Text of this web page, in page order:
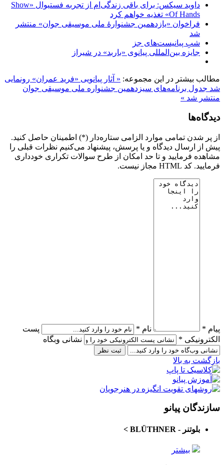
داوید سیکس: برای باقی زندگی‌ام از تجربه فستیوال «Show
Of Hands» تغذیه خواهم کرد
فراخوان «یازدهمین جشنوارۀ ملی موسیقی جوان» منتشر
شد
شبِ پیانیست‌های جز
جایزه بین‌المللی پیانوی «باربد» در شیراز
مطالب بیشتر در این مجموعه: « آثار پیانویی «فرید عمران» رونمایی
شد جدول برنامه‌های سیزدهمین جشنواره ملی موسیقی جوان
منتشر شد »
دیدگاه‌ها
از پر شدن تمامی موارد الزامی ستاره‌دار (*) اطمینان حاصل کنید.
پیش از ارسال دیدگاه و یا پرسش، پیشنهاد می‌کنیم نظرات قبلی را
مشاهده فرمایید و تا حد امکان از طرح سوالات تکراری خودداری
فرمایید. کد HTML مجاز نیست.
پیام * نام *
پست
الکترونیکی *
نشانی وبگاه
بازگشت به بالا
سازندگان پیانو
بلوتنر - BLÜTHNER >
بیشتر